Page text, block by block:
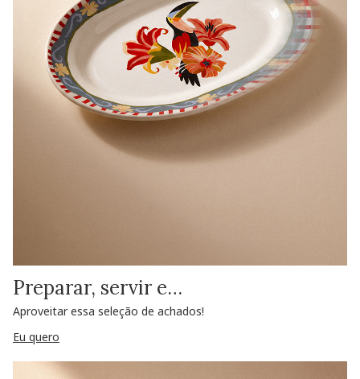
Preparar, servir e…
Aproveitar essa seleção de achados!
Eu quero